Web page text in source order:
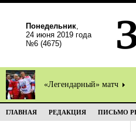
Понедельник,
24 июня 2019 года
№6 (4675)
«Легендарный» матч
ГЛАВНАЯ РЕДАКЦИЯ ПИСЬМО